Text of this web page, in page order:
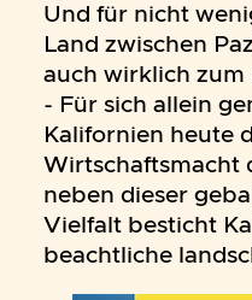
Und für nicht
Land zwischen
auch wirklich zum
- Für sich allein
Kalifornien heute
Wirtschaftsmacht
neben dieser
Vielfalt besticht
beachtliche